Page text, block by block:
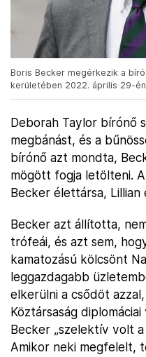
Boris Becker megérkezik a
kerületében 2022. április 29-
Deborah Taylor bírónő
megbánást, és a
bírónő azt mondta,
mögött fogja letölteni.
Becker élettársa, Lillian
Becker azt állította,
trófeái, és azt sem,
kamatozású kölcsönt
leggazdagabb
elkerülni a csődöt
Köztársaság
Becker „szelektív volt
Amikor neki megfelelt,